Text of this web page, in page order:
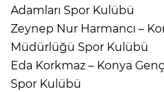
Adamları Spor Kulübü
Zeynep Nur Harmancı –
Müdürlüğü Spor Kulübü
Eda Korkmaz – Konya
Spor Kulübü